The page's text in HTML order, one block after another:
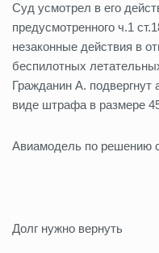
Суд усмотрел в его
предусмотренного ч.1
незаконные действия в
беспилотных
Гражданин А.
виде штрафа в размере
Авиамодель по решению
Долг нужно вернуть